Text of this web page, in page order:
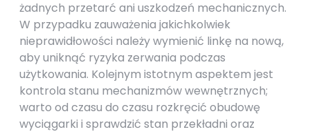
żadnych przetarć ani uszkodzeń mechanicznych.
W przypadku zauważenia jakichkolwiek
nieprawidłowości należy wymienić linkę na nową,
aby uniknąć ryzyka zerwania podczas
użytkowania. Kolejnym istotnym aspektem jest
kontrola stanu mechanizmów wewnętrznych;
warto od czasu do czasu rozkręcić obudowę
wyciągarki i sprawdzić stan przekładni oraz